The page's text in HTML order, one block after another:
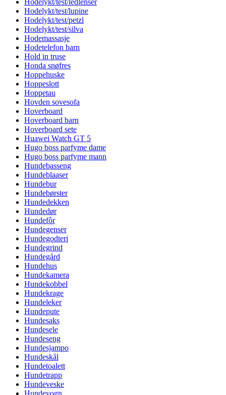
Hodelykt/test/ledlenser
Hodelykt/test/lupine
Hodelykt/test/petzl
Hodelykt/test/silva
Hodemassasje
Hodetelefon barn
Hold in truse
Honda snøfres
Hoppehuske
Hoppeslott
Hoppetau
Hovden sovesofa
Hoverboard
Hoverboard barn
Hoverboard sete
Huawei Watch GT 5
Hugo boss parfyme dame
Hugo boss parfyme mann
Hundebasseng
Hundeblaaser
Hundebur
Hundebørster
Hundedekken
Hundedør
Hundefôr
Hundegenser
Hundegodteri
Hundegrind
Hundegård
Hundehus
Hundekamera
Hundekobbel
Hundekrage
Hundeleker
Hundepute
Hundesaks
Hundesele
Hundeseng
Hundesjampo
Hundeskål
Hundetoalett
Hundetrapp
Hundeveske
Hundevogn